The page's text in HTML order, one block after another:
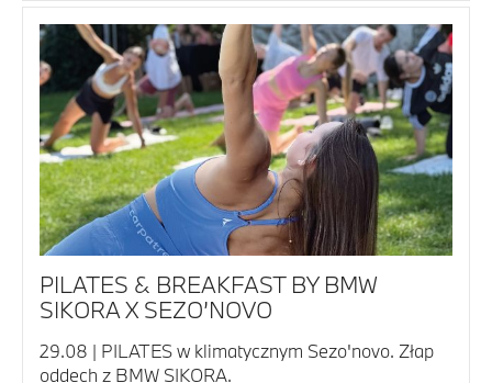
PILATES & BREAKFAST BY BMW
SIKORA X SEZO’NOVO
29.08 | PILATES w klimatycznym Sezo'novo. Złap
oddech z BMW SIKORA.